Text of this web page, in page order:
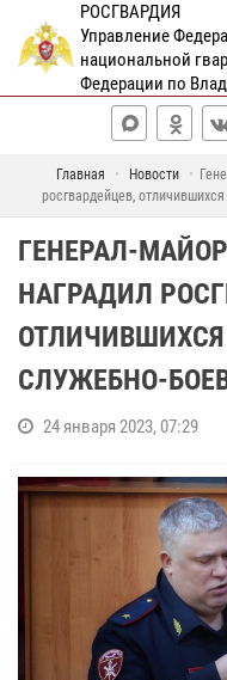
РОСГВАРДИЯ
Управление
национальной
Федерации по
Главная Новости
росгвардейцев,
ГЕНЕРАЛ-
НАГРАДИЛ
СЛУЖЕБНО-
24 января 2023, 07:29